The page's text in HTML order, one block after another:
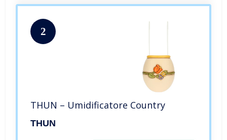
2
THUN – Umidificatore Country
THUN